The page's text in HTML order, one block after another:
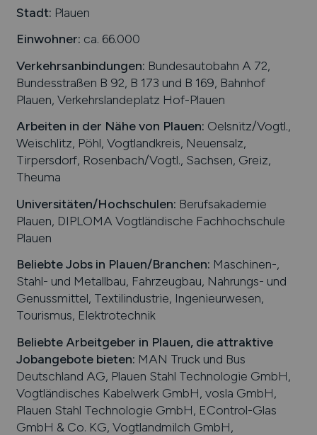
Stadt: Plauen
Einwohner: ca. 66.000
Verkehrsanbindungen: Bundesautobahn A 72,
Bundesstraßen B 92, B 173 und B 169, Bahnhof
Plauen, Verkehrslandeplatz Hof-Plauen
Arbeiten in der Nähe von Plauen: Oelsnitz/Vogtl.,
Weischlitz, Pöhl, Vogtlandkreis, Neuensalz,
Tirpersdorf, Rosenbach/Vogtl., Sachsen, Greiz,
Theuma
Universitäten/Hochschulen: Berufsakademie
Plauen, DIPLOMA Vogtländische Fachhochschule
Plauen
Beliebte Jobs in Plauen/Branchen: Maschinen-,
Stahl- und Metallbau, Fahrzeugbau, Nahrungs- und
Genussmittel, Textilindustrie, Ingenieurwesen,
Tourismus, Elektrotechnik
Beliebte Arbeitgeber in Plauen, die attraktive
Jobangebote bieten: MAN Truck und Bus
Deutschland AG, Plauen Stahl Technologie GmbH,
Vogtländisches Kabelwerk GmbH, vosla GmbH,
Plauen Stahl Technologie GmbH, EControl-Glas
GmbH & Co. KG, Vogtlandmilch GmbH,